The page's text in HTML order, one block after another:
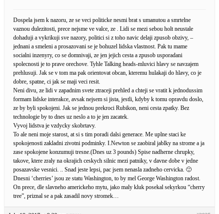
Dospela jsem k nazoru, ze se veci politicke nesmi brat s umanutou a smrtelne
vaznou dulezitosti, prece nejsme ve valce, ze . Lidi se mezi sebou holt neustale
dohaduji a vykrikuji sve nazory, politici si z toho navic delaji zpusob obzivy, –
jednani a smeleni a prosazovani se je bohuzel lidska vlastnost. Pak tu mame
socialni inzenyry, co se domnivaji, ze jen jejich cesta a zpusob usporadani
spolecnosti je to prave orechove. Tyhle Talking heads-mluvici hlavy se navzajem
prehlusuji. Jak se v tom ma pak orientovat obcan, kteremu hulakaji do hlavy, co je
dobre, spatne, ci jak se maji veci resit.
Neni divu, ze lidi v zapadnim svete ztraceji prehled a chteji se vratit k jednodussim
formam lidske interakce, avsak nejsem si jista, jestli, kdyby k tomu opravdu doslo,
ze by byli spokojeni. Jak se jednou prekroci Rubikon, neni cesta zpatky. Bez
technologie by to dnes uz neslo a to je jen zacatek.
Vyvoj lidstva je vzdycky skobrtavy.
To ale neni moje starost, at si s tim poradi dalsi generace. Me uplne staci ke
spokojenosti zakladni zivotni podminky. I.Newton se zaobiral jablky na strome a ja
zase spokojene konzumuji tresne.(Dnes uz 3 pounds) Spise nadherne chrupky,
takove, ktere zraly na okrajich ceskych silnic mezi patniky, v davne dobe v jedne
posazavske vesnici. .. Snad jeste lepsi, pac jsem nenasla zadneho cervicka. 🙂
Dnesni ‘cherries’ jsou ze statu Washington, to by mel George Washington radost.
On prece, dle slavneho americkeho mytu, jako maly kluk posekal sekyrkou “cherry
tree”, priznal se a pak zasadil novy stromek…